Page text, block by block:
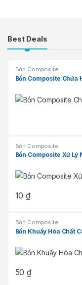
Products Grid
Best Deals
Bồn Composite
Bồn Composite Chứa
Bồn Composite
Bồn Composite Xử Lý
10₫
Bồn Composite
Bồn Khuấy Hóa Chất
50₫